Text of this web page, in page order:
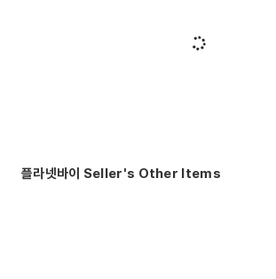
플라넷바이 Seller's Other Items